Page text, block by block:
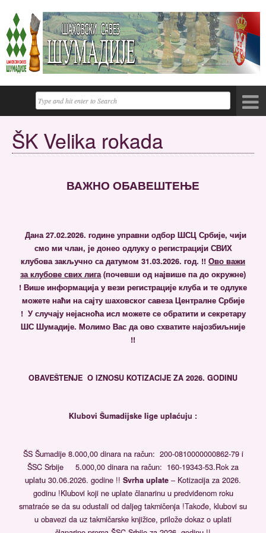
ŠK Velika rokada
ВАЖНО ОБАВЕШТЕЊЕ
Дана 27.02.2026. године управни одбор ШСЦ Србије, чији
смо ми члан, је донео одлуку о регистрацији СВИХ
клубова закључно са датумом 31.03.2026. гoд. !! Ово важи
за клубове свих лига(почевши од највише па до окружне)
! Више информација у вези регистрације клуба и те одлуке
можете наћи на сајту шаховског савеза Централне Србије
! У случају нејасноћа исл можете се обратити и секретару
ШС Шумадије. Молимо Вас да ово схватите најозбиљније
!!
OBAVEŠTENJE O IZNOSU KOTIZACIJE ZA 2026. GODINU
Klubovi Šumadijske lige uplaćuju :
ŠS Šumadije 8.000,00 dinara na račun: 200-0810000000862-79 i
ŠSC Srbije 5.000,00 dinara na račun: 160-19343-53.Rok za
uplatu 30.06.2026. godine !! Svrha uplate – Kotizacija za 2026.
godinu !Klubovi koji ne uplate članarinu u predviđenom roku
smatraće se da su odustali od daljeg takmičenja !Takođe, klubovi su
u obavezi da uz takmičarske knjižice, prilože dokaz o uplati